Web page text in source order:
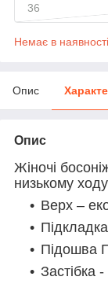
36
Немає в наявності
Опис
Опис
Жіночі
низькому ходу
Верх –
Підошва
Застібка -